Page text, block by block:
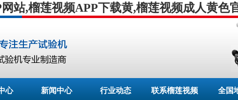
站,榴莲视频APP下载黄,榴莲视频成人黄色
心 新闻中心 行业动态 联系榴莲视频 全国